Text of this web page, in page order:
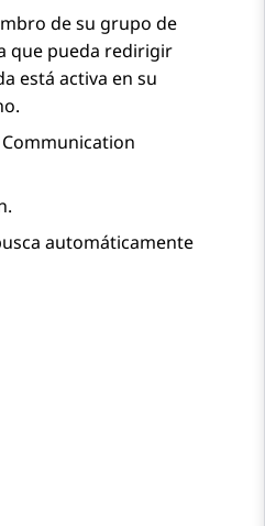
de su grupo de
que pueda redirigir
está activa en su
automáticamente